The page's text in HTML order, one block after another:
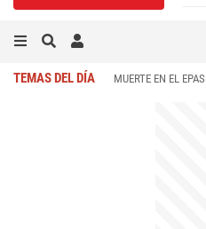
TEMAS DEL DÍA MUERTE EN EL EPAS